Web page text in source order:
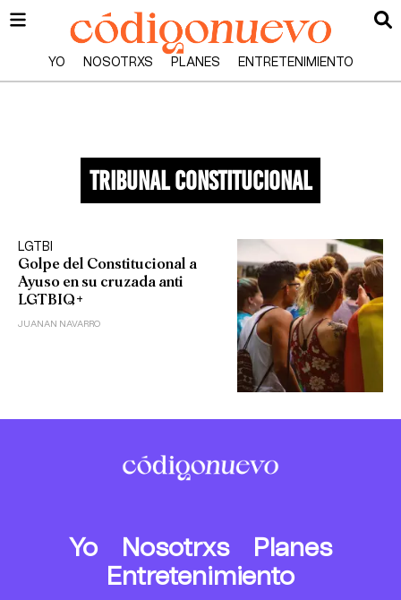
YO NOSOTRXS PLANES ENTRETENIMIENTO
tribunal constitucional
LGTBI
Golpe del Constitucional a
Ayuso en su cruzada anti
LGTBIQ+
JUANAN NAVARRO
Yo Nosotrxs
Planes
Entretenimiento